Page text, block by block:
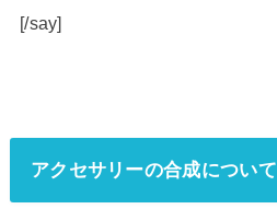
[/say]
アクセサリーの合成について